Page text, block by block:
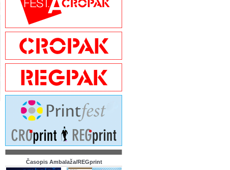
Časopis Ambalaža/REGprint